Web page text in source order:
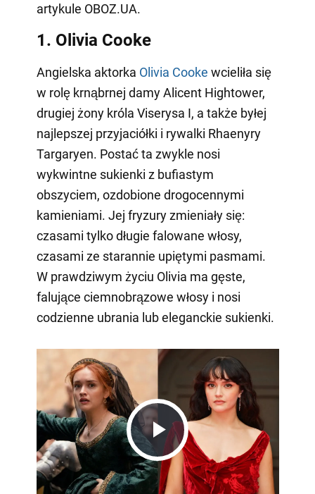
artykule OBOZ.UA.
1. Olivia Cooke
Angielska aktorka Olivia Cooke wcieliła się
w rolę krnąbrnej damy Alicent Hightower,
drugiej żony króla Viserysa I, a także byłej
najlepszej przyjaciółki i rywalki Rhaenyry
Targaryen. Postać ta zwykle nosi
wykwintne sukienki z bufiastym
obszyciem, ozdobione drogocennymi
kamieniami. Jej fryzury zmieniały się:
czasami tylko długie falowane włosy,
czasami ze starannie upiętymi pasmami.
W prawdziwym życiu Olivia ma gęste,
falujące ciemnobrązowe włosy i nosi
codzienne ubrania lub eleganckie sukienki.
Play